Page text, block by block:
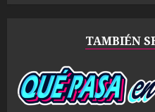
TAMBIÉN